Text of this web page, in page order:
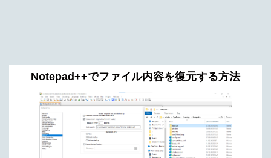
Notepad++でファイル内容を復元する方法